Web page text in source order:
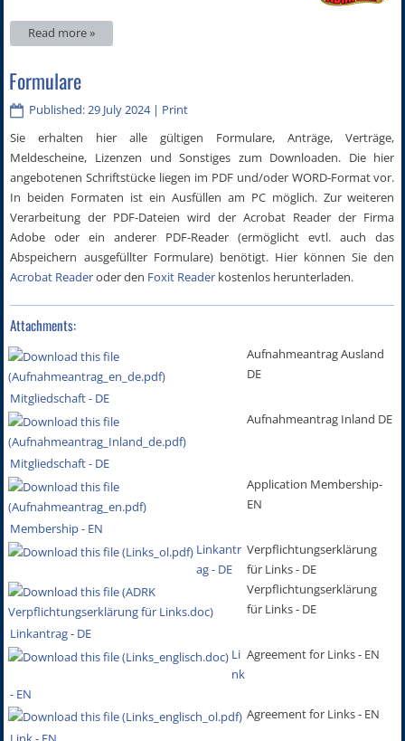
Read more »
Formulare
Published: 29 July 2024| Print
Sie erhalten hier alle gültigen Formulare, Anträge, Verträge,
Meldescheine, Lizenzen und Sonstiges zum Downloaden. Die hier
angebotenen Schriftstücke liegen im PDF und/oder WORD-Format vor.
In beiden Formaten ist ein Ausfüllen am PC möglich. Zur weiteren
Verarbeitung der PDF-Dateien wird der Acrobat Reader der Firma
Adobe oder ein anderer PDF-Reader (ermöglicht evtl. auch das
Abspeichern ausgefüllter Formulare) benötigt. Hier können Sie den
Acrobat Readeroder den Foxit Reader kostenlos herunterladen.
Attachments:
Mitgliedschaft - DE
Aufnahmeantrag Ausland
DE
Mitgliedschaft - DE
Aufnahmeantrag Inland DE
Membership - EN
Application Membership-
EN
Linkantr
ag - DE
Verpflichtungserklärung
für Links - DE
Linkantrag - DE
Verpflichtungserklärung
für Links - DE
Li
nk
- EN
Agreement for Links - EN
Agreement for Links - EN